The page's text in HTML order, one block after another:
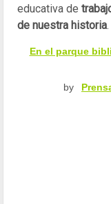
educativa de
de nuestra historia.
En el parque
by